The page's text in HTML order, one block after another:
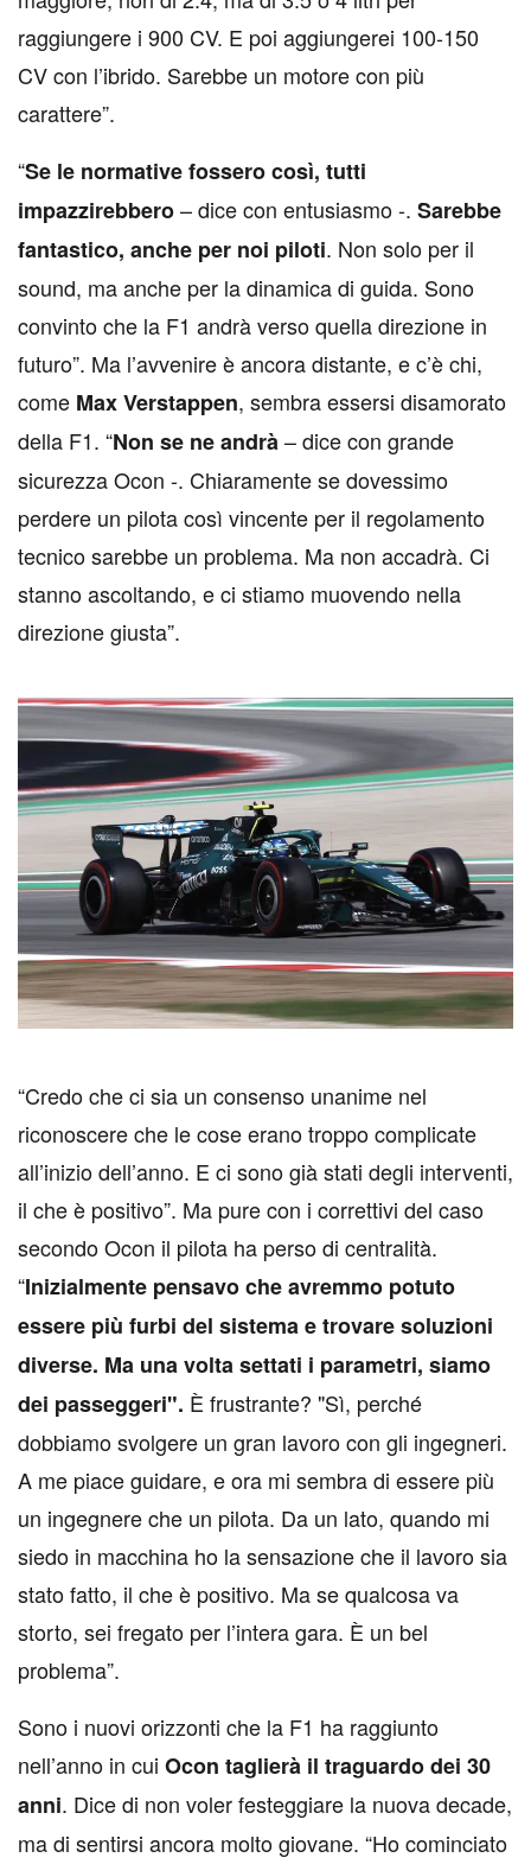
raggiungere i 900 CV. E poi aggiungerei 100-150
CV con l’ibrido. Sarebbe un motore con più
carattere”.
“Se le normative fossero così, tutti
impazzirebbero– dice con entusiasmo -. Sarebbe
fantastico, anche per noi piloti. Non solo per il
sound, ma anche per la dinamica di guida. Sono
convinto che la F1 andrà verso quella direzione in
futuro”. Ma l’avvenire è ancora distante, e c’è chi,
come Max Verstappen, sembra essersi disamorato
della F1. “Non se ne andrà– dice con grande
sicurezza Ocon -. Chiaramente se dovessimo
perdere un pilota così vincente per il regolamento
tecnico sarebbe un problema. Ma non accadrà. Ci
stanno ascoltando, e ci stiamo muovendo nella
direzione giusta”.
“Credo che ci sia un consenso unanime nel
riconoscere che le cose erano troppo complicate
all’inizio dell’anno. E ci sono già stati degli interventi,
il che è positivo”. Ma pure con i correttivi del caso
secondo Ocon il pilota ha perso di centralità.
“Inizialmente pensavo che avremmo potuto
essere più furbi del sistema e trovare soluzioni
diverse. Ma una volta settati i parametri, siamo
dei passeggeri". È frustrante? "Sì, perché
dobbiamo svolgere un gran lavoro con gli ingegneri.
A me piace guidare, e ora mi sembra di essere più
un ingegnere che un pilota. Da un lato, quando mi
siedo in macchina ho la sensazione che il lavoro sia
stato fatto, il che è positivo. Ma se qualcosa va
storto, sei fregato per l’intera gara. È un bel
problema”.
Sono i nuovi orizzonti che la F1 ha raggiunto
nell’anno in cui Ocon taglierà il traguardo dei 30
anni. Dice di non voler festeggiare la nuova decade,
ma di sentirsi ancora molto giovane. “Ho cominciato